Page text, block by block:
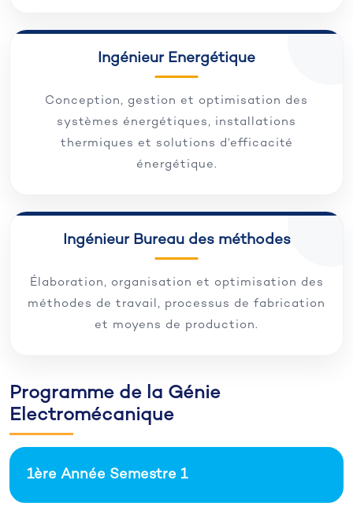
Ingénieur Energétique
Conception, gestion et optimisation des
systèmes énergétiques, installations
thermiques et solutions d’efficacité
énergétique.
Ingénieur Bureau des méthodes
Élaboration, organisation et optimisation des
méthodes de travail, processus de fabrication
et moyens de production.
Programme de la Génie
Electromécanique
1ère Année Semestre 1